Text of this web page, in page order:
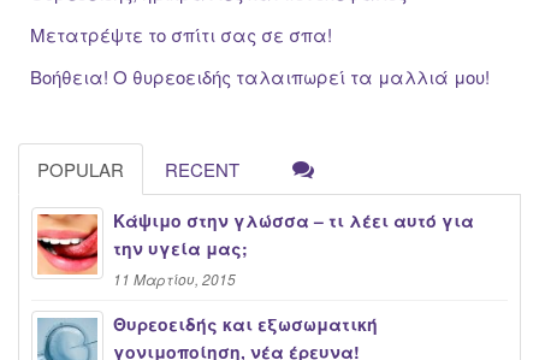
Μετατρέψτε το σπίτι σας σε σπα!
Βοήθεια! Ο θυρεοειδής ταλαιπωρεί τα μαλλιά μου!
POPULAR RECENT
Κάψιμο στην γλώσσα – τι λέει αυτό για
την υγεία μας;
11 Μαρτίου, 2015
Θυρεοειδής και εξωσωματική
γονιμοποίηση, νέα έρευνα!